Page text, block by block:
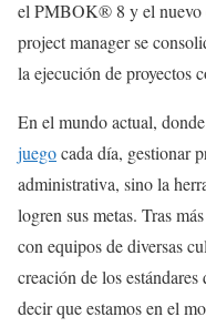
el PMBOK® 8 y el nuevo
project manager se
la ejecución de proyectos
En el mundo actual, donde
juegocada día, gestionar
administrativa, sino la
logren sus metas. Tras
con equipos de diversas
creación de los
decir que estamos en el